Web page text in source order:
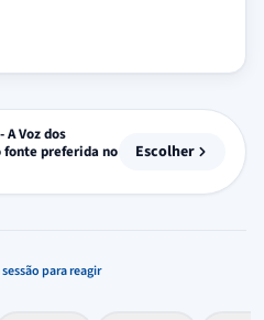
A Voz dos
fonte preferida no
Escolher
para reagir